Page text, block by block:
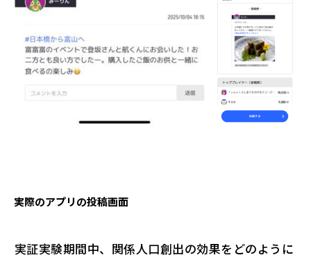
実際のアプリの投稿画面
―――実証実験期間中、関係人口創出の効果をどのように